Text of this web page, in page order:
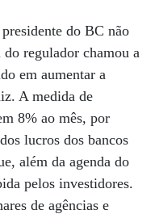
do BC não
regulador chamou a
em aumentar a
A medida de
8% ao mês, por
lucros dos bancos
além da agenda do
pelos investidores.
de agências e